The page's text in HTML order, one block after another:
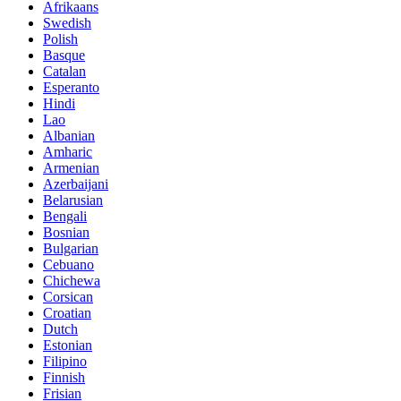
Afrikaans
Swedish
Polish
Basque
Catalan
Esperanto
Hindi
Lao
Albanian
Amharic
Armenian
Azerbaijani
Belarusian
Bengali
Bosnian
Bulgarian
Cebuano
Chichewa
Corsican
Croatian
Dutch
Estonian
Filipino
Finnish
Frisian